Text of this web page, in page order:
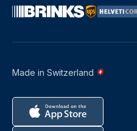
Made in Switzerland